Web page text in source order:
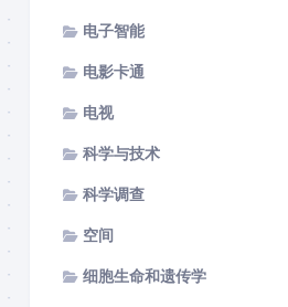
电子智能
电影卡通
电视
科学与技术
科学调查
空间
细胞生命和遗传学